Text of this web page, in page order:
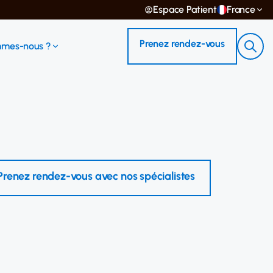
Espace Patient France
nous ? Prenez rendez-vous
rendez-vous avec nos spécialistes